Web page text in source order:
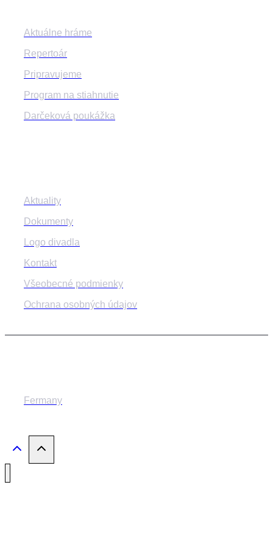
Aktuálne hráme
Repertoár
Pripravujeme
Program na stiahnutie
Darčeková poukážka
Aktuality
Dokumenty
Logo divadla
Kontakt
Všeobecné podmienky
Ochrana osobných údajov
Fermany